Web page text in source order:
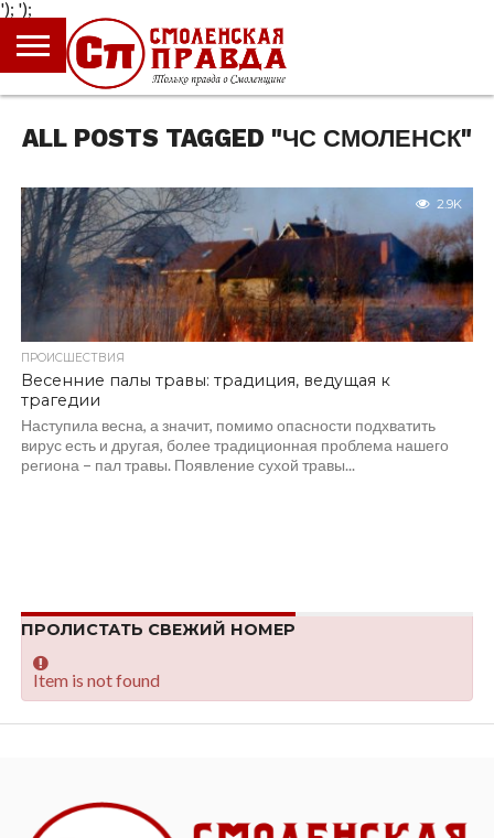
');
ГЛАВНАЯ
НОВОСТИ
ПРОИСШЕСТВИЯ
ПОЛИТИКА
КУЛЬТУРА
ЭКОНОМИКА
ОБЩЕСТВО
БЛОГИ
ALL POSTS TAGGED "ЧС СМОЛЕНСК"
2.9K
ПРОИСШЕСТВИЯ
Весенние палы травы: традиция, ведущая к
трагедии
Наступила весна, а значит, помимо опасности подхватить
вирус есть и другая, более традиционная проблема нашего
региона – пал травы. Появление сухой травы...
ПРОЛИСТАТЬ СВЕЖИЙ НОМЕР
Item is not found
');